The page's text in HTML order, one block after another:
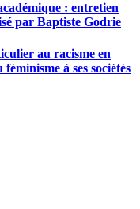
: entretien
par Baptiste Godrie
au racisme en
à ses sociétés